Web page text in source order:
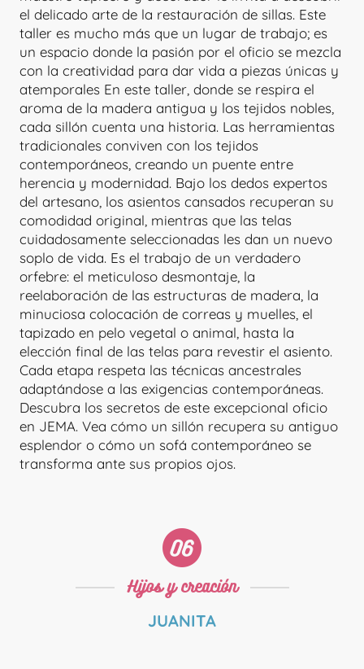
el delicado arte de la restauración de sillas. Este
taller es mucho más que un lugar de trabajo; es
un espacio donde la pasión por el oficio se mezcla
con la creatividad para dar vida a piezas únicas y
atemporales En este taller, donde se respira el
aroma de la madera antigua y los tejidos nobles,
cada sillón cuenta una historia. Las herramientas
tradicionales conviven con los tejidos
contemporáneos, creando un puente entre
herencia y modernidad. Bajo los dedos expertos
del artesano, los asientos cansados recuperan su
comodidad original, mientras que las telas
cuidadosamente seleccionadas les dan un nuevo
soplo de vida. Es el trabajo de un verdadero
orfebre: el meticuloso desmontaje, la
reelaboración de las estructuras de madera, la
minuciosa colocación de correas y muelles, el
tapizado en pelo vegetal o animal, hasta la
elección final de las telas para revestir el asiento.
Cada etapa respeta las técnicas ancestrales
adaptándose a las exigencias contemporáneas.
Descubra los secretos de este excepcional oficio
en JEMA. Vea cómo un sillón recupera su antiguo
esplendor o cómo un sofá contemporáneo se
transforma ante sus propios ojos.
Hijos y creación
JUANITA